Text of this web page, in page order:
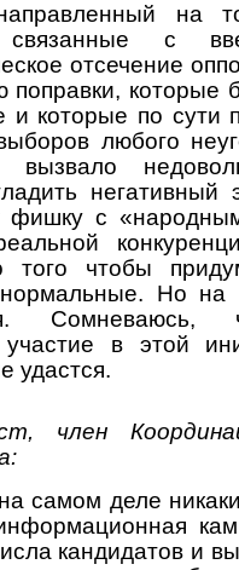
на
связанные с
отсечение
которые
которые по сути
любого
фишку с
того чтобы
Но на
в этой
удастся.
член
самом деле
кандидатов и